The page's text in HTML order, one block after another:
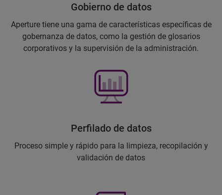
Gobierno de datos
Aperture tiene una gama de características específicas de
gobernanza de datos, como la gestión de glosarios
corporativos y la supervisión de la administración.
Perfilado de datos
Proceso simple y rápido para la limpieza, recopilación y
validación de datos